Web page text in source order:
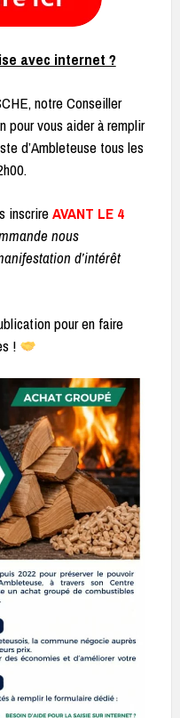
avec internet ?
notre Conseiller
pour vous aider à remplir
d’Ambleteuse tous les
inscrireAVANT LE 4
nous
d’intérêt
pour en faire
!